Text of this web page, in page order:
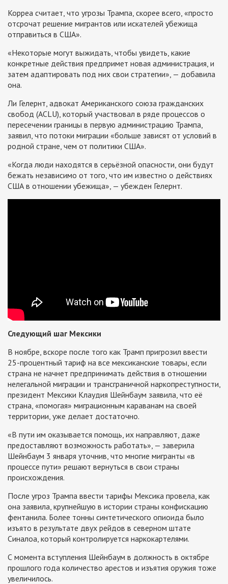
Корреа считает, что угрозы Трампа, скорее всего, «просто
отсрочат решение мигрантов или искателей убежища
отправиться в США».
«Некоторые могут выжидать, чтобы увидеть, какие
конкретные действия предпримет новая администрация, и
затем адаптировать под них свои стратегии», — добавила
она.
Ли Гелернт, адвокат Американского союза гражданских
свобод (ACLU), который участвовал в ряде процессов о
пересечении границы в первую администрацию Трампа,
заявил, что потоки миграции «больше зависят от условий в
родной стране, чем от политики США».
«Когда люди находятся в серьёзной опасности, они будут
бежать независимо от того, что им известно о действиях
США в отношении убежища», — убежден Гелернт.
Следующий шаг Мексики
В ноябре, вскоре после того как Трамп пригрозил ввести
25-процентный тариф на все мексиканские товары, если
страна не начнет предпринимать действия в отношении
нелегальной миграции и трансграничной наркопреступности,
президент Мексики Клаудия Шейнбаум заявила, что её
страна, «помогая» миграционным караванам на своей
территории, уже делает достаточно.
«В пути им оказывается помощь, их направляют, даже
предоставляют возможность работать», — заверила
Шейнбаум 3 января уточнив, что многие мигранты «в
процессе пути» решают вернуться в свои страны
происхождения.
После угроз Трампа ввести тарифы Мексика провела, как
она заявила, крупнейшую в истории страны конфискацию
фентанила. Более тонны синтетического опиоида было
изъято в результате двух рейдов в северном штате
Синалоа, который контролируется наркокартелями.
С момента вступления Шейнбаум в должность в октябре
прошлого года количество арестов и изъятия оружия тоже
увеличилось.